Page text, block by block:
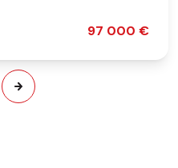
97 000 €